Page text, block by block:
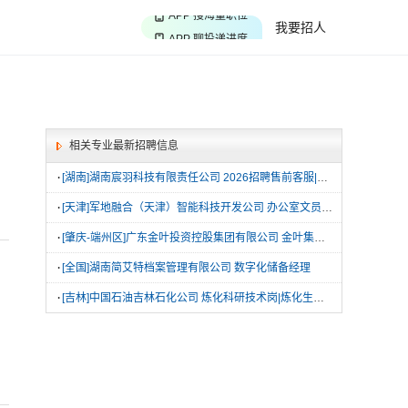
我要招人
相关专业最新招聘信息
· [湖南]湖南宸羽科技有限责任公司 2026招聘售前客服|售中客服|大客服
· [天津]军地融合（天津）智能科技开发公司 办公室文员|秘书|助理|经济管理师
· [肇庆-端州区]广东金叶投资控股集团有限公司 金叶集团总部文秘实习岗
· [全国]湖南简艾特档案管理有限公司 数字化储备经理
· [吉林]中国石油吉林石化公司 炼化科研技术岗|炼化生产技术技能岗